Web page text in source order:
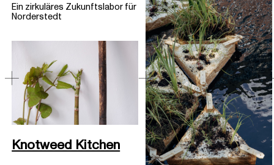
Ein zirkuläres Zukunftslabor für
Norderstedt
Knotweed Kitchen